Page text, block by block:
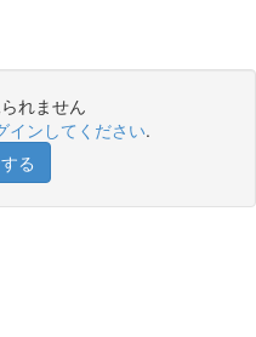
れません
インしてください.
る